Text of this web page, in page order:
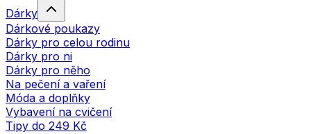
Dárky
Dárkové poukazy
Dárky pro celou rodinu
Dárky pro ni
Dárky pro něho
Na pečení a vaření
Móda a doplňky
Vybavení na cvičení
Tipy do 249 Kč